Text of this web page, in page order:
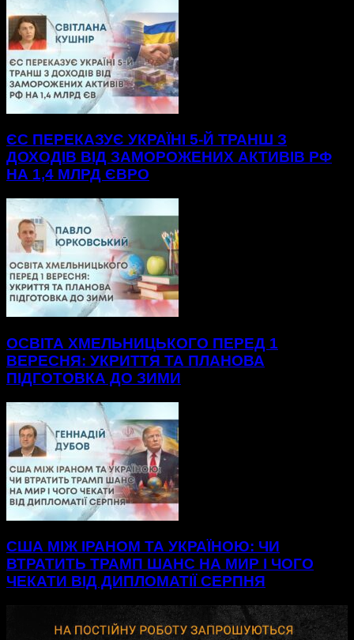
ЄС ПЕРЕКАЗУЄ УКРАЇНІ 5-Й ТРАНШ З
ДОХОДІВ ВІД ЗАМОРОЖЕНИХ АКТИВІВ РФ
НА 1,4 МЛРД ЄВРО
ОСВІТА ХМЕЛЬНИЦЬКОГО ПЕРЕД 1
ВЕРЕСНЯ: УКРИТТЯ ТА ПЛАНОВА
ПІДГОТОВКА ДО ЗИМИ
США МІЖ ІРАНОМ ТА УКРАЇНОЮ: ЧИ
ВТРАТИТЬ ТРАМП ШАНС НА МИР І ЧОГО
ЧЕКАТИ ВІД ДИПЛОМАТІЇ СЕРПНЯ